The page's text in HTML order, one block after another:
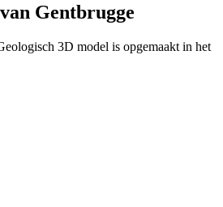
Gentbrugge
3D model is opgemaakt in het